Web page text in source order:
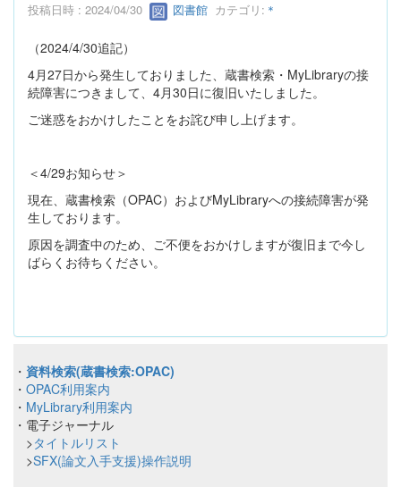
投稿日時 : 2024/04/30 図書館 カテゴリ: ＊
（2024/4/30追記）
4月27日から発生しておりました、蔵書検索・MyLibraryの接
続障害につきまして、4月30日に復旧いたしました。
ご迷惑をおかけしたことをお詫び申し上げます。
＜4/29お知らせ＞
現在、蔵書検索（OPAC）およびMyLibraryへの接続障害が発
生しております。
原因を調査中のため、ご不便をおかけしますが復旧まで今し
ばらくお待ちください。
・ 資料検索(蔵書検索:OPAC)
・ OPAC利用案内
・ MyLibrary利用案内
・電子ジャーナル
>タイトルリスト
>SFX(論文入手支援)操作説明